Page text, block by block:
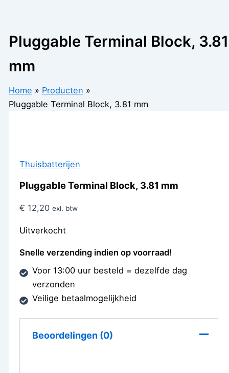
Pluggable Terminal Block, 3.81
mm
Home
Producten
Pluggable Terminal Block, 3.81 mm
Thuisbatterijen
Pluggable Terminal Block, 3.81 mm
€ 12,20 exl. btw
Uitverkocht
Snelle verzending indien op voorraad!
Voor 13:00 uur besteld = dezelfde dag
verzonden
Veilige betaalmogelijkheid
Beoordelingen (0)